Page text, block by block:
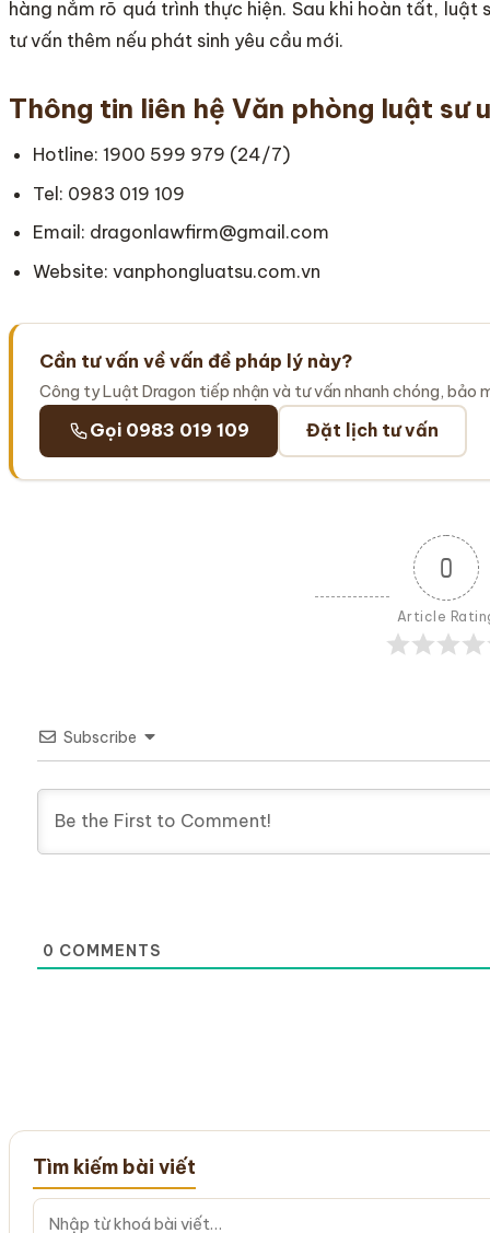
hàng nắm rõ quá trình thực hiện. Sau khi hoàn tất, luật
tư vấn thêm nếu phát sinh yêu cầu mới.
Thông tin liên hệ Văn phòng luật sư
Hotline: 1900 599 979 (24/7)
Tel: 0983 019 109
Email: dragonlawfirm@gmail.com
Website: vanphongluatsu.com.vn
Cần tư vấn về vấn đề pháp lý này?
Công ty Luật Dragon tiếp nhận và tư vấn nhanh chóng, bảo
Gọi 0983 019 109 Đặt lịch tư vấn
0
Article
Subscribe
0 COMMENTS
Tìm kiếm bài viết